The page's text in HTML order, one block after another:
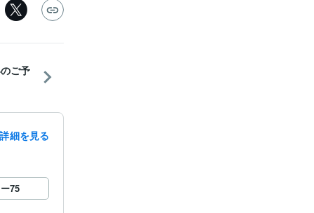
ご予
細を見る
75